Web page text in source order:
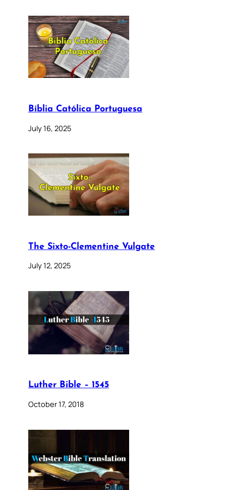
Bíblia Católica Portuguesa
July 16, 2025
The Sixto-Clementine Vulgate
July 12, 2025
Luther Bible – 1545
October 17, 2018